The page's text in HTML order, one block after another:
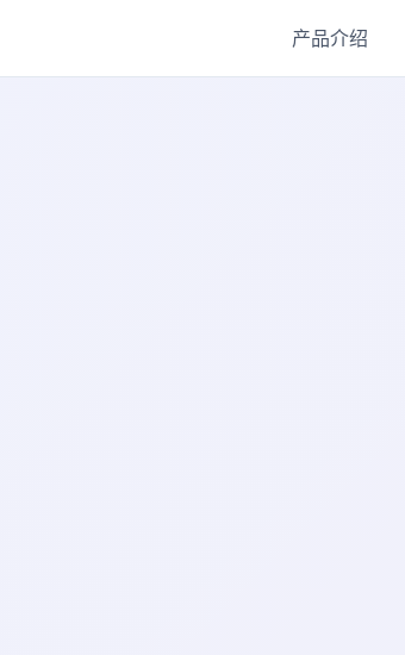
产品介绍